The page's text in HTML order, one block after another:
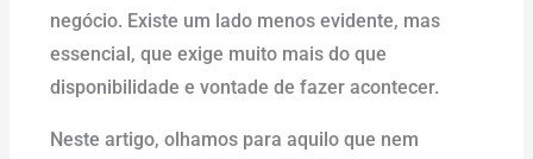
negócio. Existe um lado menos evidente, mas
essencial, que exige muito mais do que
disponibilidade e vontade de fazer acontecer.
Neste artigo, olhamos para aquilo que nem